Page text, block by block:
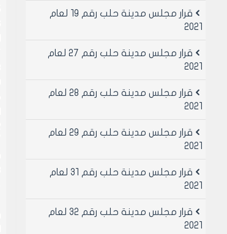
قرار مجلس مدينة حلب رقم 19 لعام
2021
قرار مجلس مدينة حلب رقم 27 لعام
2021
قرار مجلس مدينة حلب رقم 28 لعام
2021
قرار مجلس مدينة حلب رقم 29 لعام
2021
قرار مجلس مدينة حلب رقم 31 لعام
2021
قرار مجلس مدينة حلب رقم 32 لعام
2021